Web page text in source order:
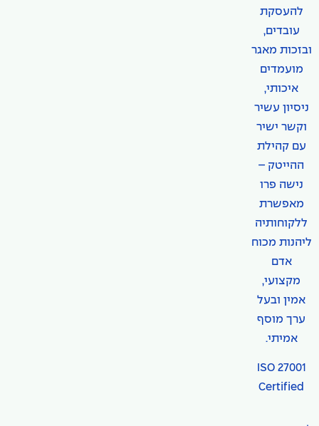
להעסקת
עובדים,
ובזכות מאגר
מועמדים
איכותי,
ניסיון עשיר
וקשר ישיר
עם קהילת
ההייטק –
נישה פרו
מאפשרת
ללקוחותיה
ליהנות מכוח
אדם
מקצועי,
אמין ובעל
ערך מוסף
אמיתי.
ISO 27001
Certified